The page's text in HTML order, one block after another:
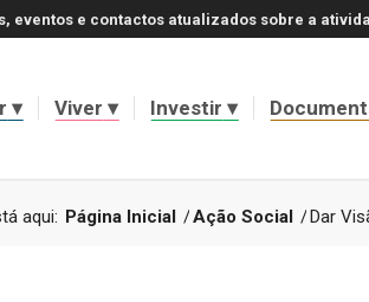
eventos e contactos atualizados sobre a
Viver Investir
aqui: Página Inicial /Ação Social /Dar